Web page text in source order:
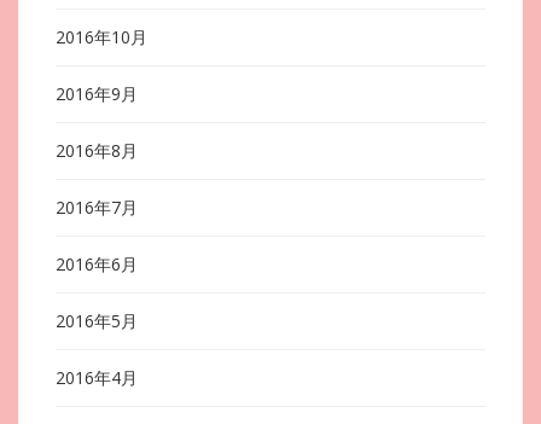
2016年10月
2016年9月
2016年8月
2016年7月
2016年6月
2016年5月
2016年4月